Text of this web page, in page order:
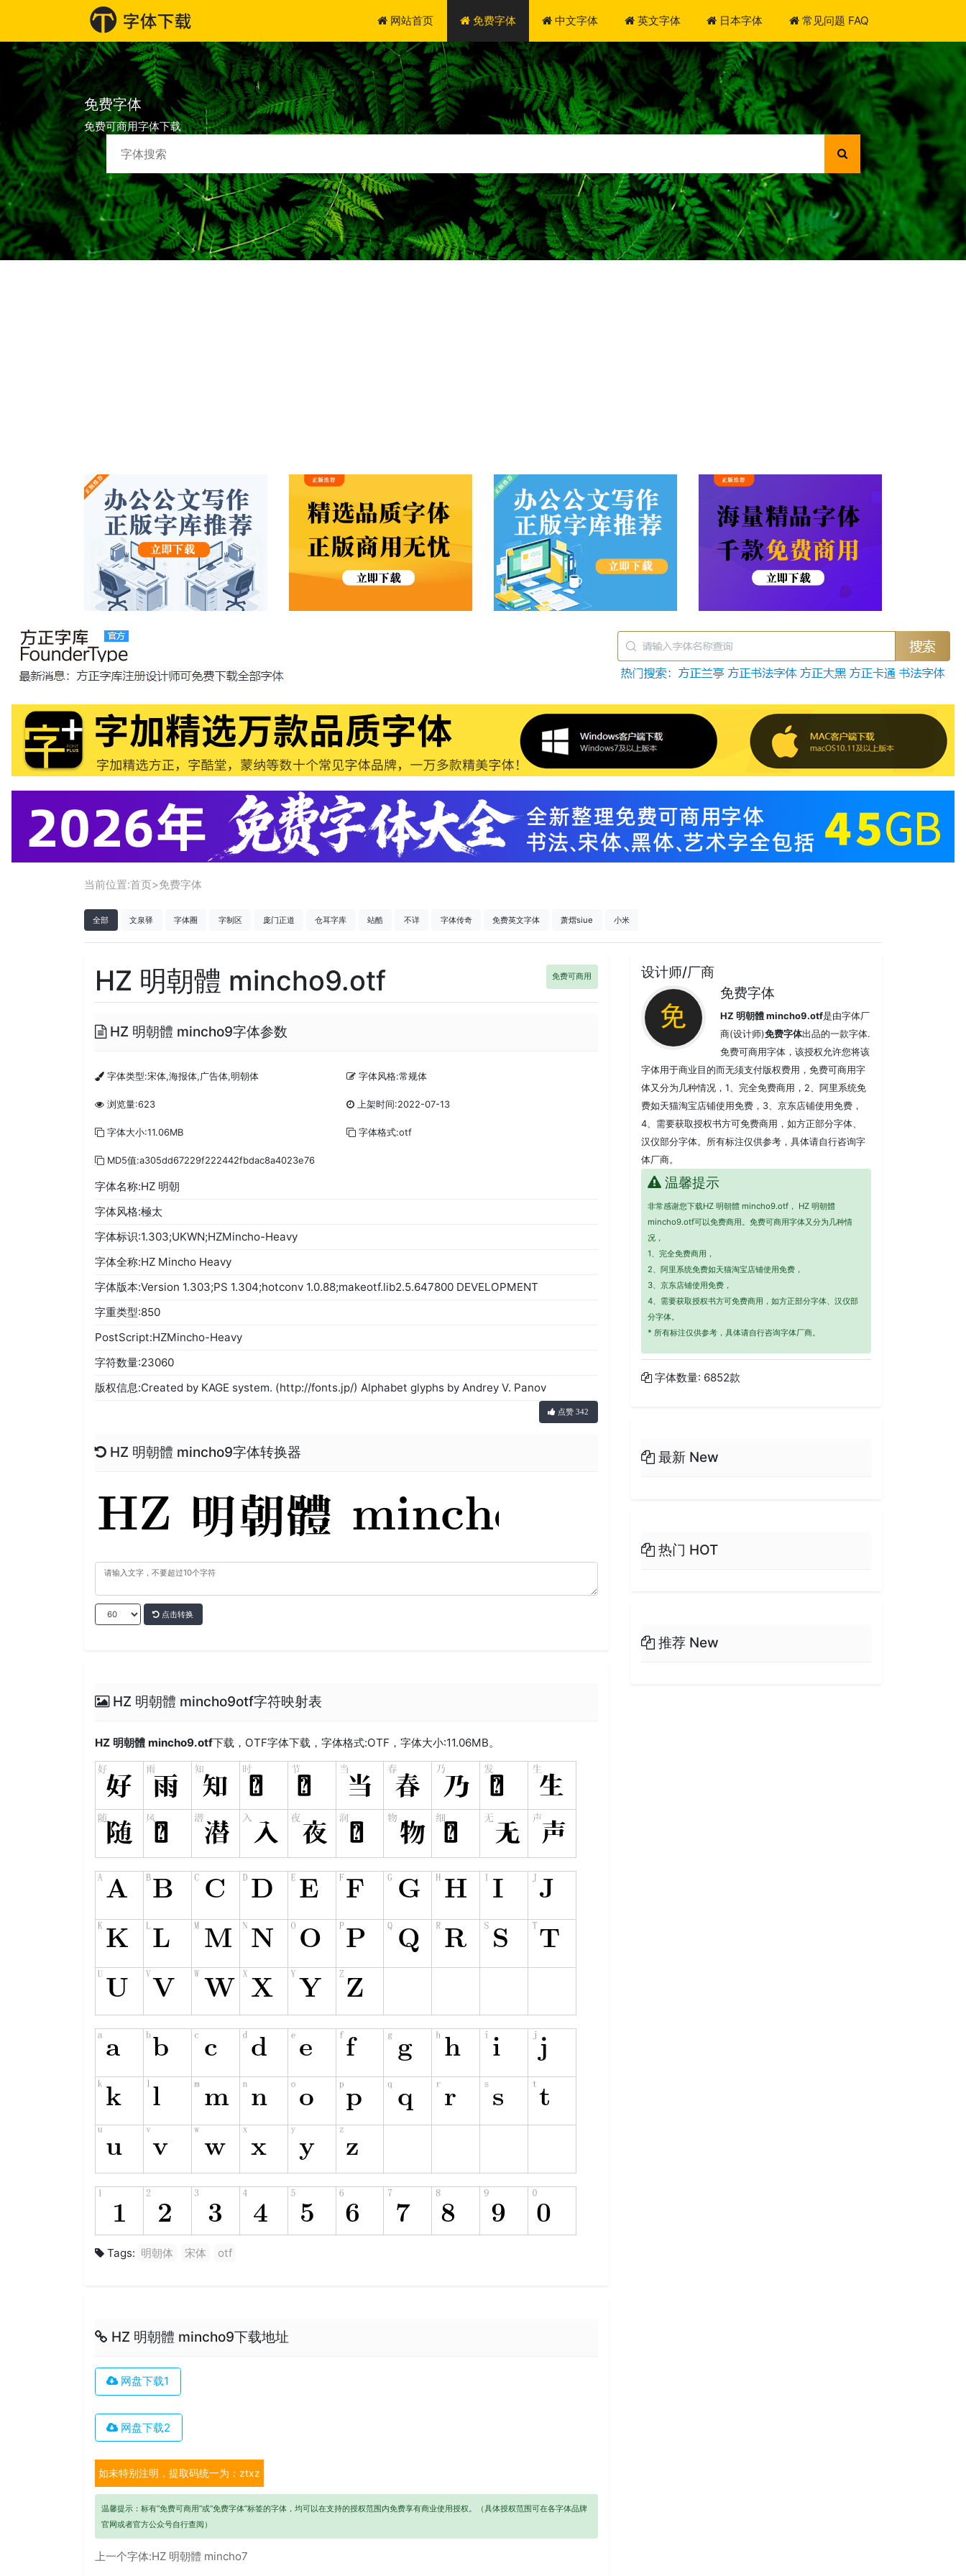
网站首页 免费字体 中文字体 英文字体 日本字体 常见问题 FAQ
免费字体
免费可商用字体下载
当前位置:首页>免费字体
全部 文泉驿 字体圈 字制区 庞门正道 仓耳字库 站酷 不详 字体传奇 免费英文字体 萧熠siue 小米
HZ 明朝體 mincho9.otf 免费可商用
HZ 明朝體 mincho9字体参数
字体类型:宋体,海报体,广告体,明朝体 字体风格:常规体
浏览量:623 上架时间:2022-07-13
字体大小:11.06MB 字体格式:otf
MD5值:a305dd67229f222442fbdac8a4023e76
字体名称:HZ 明朝
字体风格:極太
字体标识:1.303;UKWN;HZMincho-Heavy
字体全称:HZ Mincho Heavy
字体版本:Version 1.303;PS 1.304;hotconv 1.0.88;makeotf.lib2.5.647800 DEVELOPMENT
字重类型:850
PostScript:HZMincho-Heavy
字符数量:23060
版权信息:Created by KAGE system. (http://fonts.jp/) Alphabet glyphs by Andrey V. Panov
点赞 342
HZ 明朝體 mincho9字体转换器
点击转换
HZ 明朝體 mincho9otf字符映射表
HZ 明朝體 mincho9.otf下载， OTF字体下载，字体格式:OTF ，字体大小:11.06MB。
Tags: 明朝体 宋体 otf
HZ 明朝體 mincho9下载地址
网盘下载1
网盘下载2
如未特别注明，提取码统一为：ztxz
温馨提示：标有“免费可商用”或“免费字体”标签的字体，均可以在支持的授权范围内免费享有商业使用授权。（具体授权范围可在各字体品牌
官网或者官方公众号自行查阅）
上一个字体:HZ 明朝體 mincho7
设计师/厂商
免费字体
HZ 明朝體 mincho9.otf是由字体厂
商(设计师)免费字体出品的一款字体.
免费可商用字体，该授权允许您将该
字体用于商业目的而无须支付版权费用，免费可商用字
体又分为几种情况，1、完全免费商用，2、阿里系统免
费如天猫淘宝店铺使用免费，3、京东店铺使用免费，
4、需要获取授权书方可免费商用，如方正部分字体、
汉仪部分字体。所有标注仅供参考，具体请自行咨询字
体厂商。
温馨提示
非常感谢您下载HZ 明朝體 mincho9.otf， HZ 明朝體
mincho9.otf可以免费商用。免费可商用字体又分为几种情
况，
1、完全免费商用，
2、阿里系统免费如天猫淘宝店铺使用免费，
3、京东店铺使用免费，
4、需要获取授权书方可免费商用，如方正部分字体、汉仪部
分字体。
* 所有标注仅供参考，具体请自行咨询字体厂商。
字体数量: 6852款
最新 New
热门 HOT
推荐 New